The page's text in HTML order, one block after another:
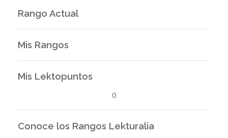
Rango Actual
Mis Rangos
Mis Lektopuntos
0
Conoce los Rangos Lekturalia